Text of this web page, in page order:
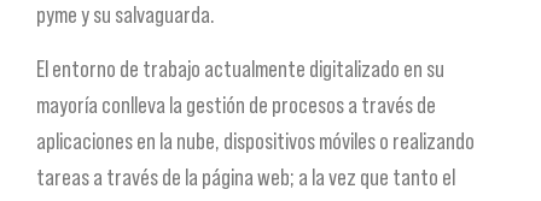
pyme y su salvaguarda.
El entorno de trabajo actualmente digitalizado en su
mayoría conlleva la gestión de procesos a través de
aplicaciones en la nube, dispositivos móviles o realizando
tareas a través de la página web; a la vez que tanto el